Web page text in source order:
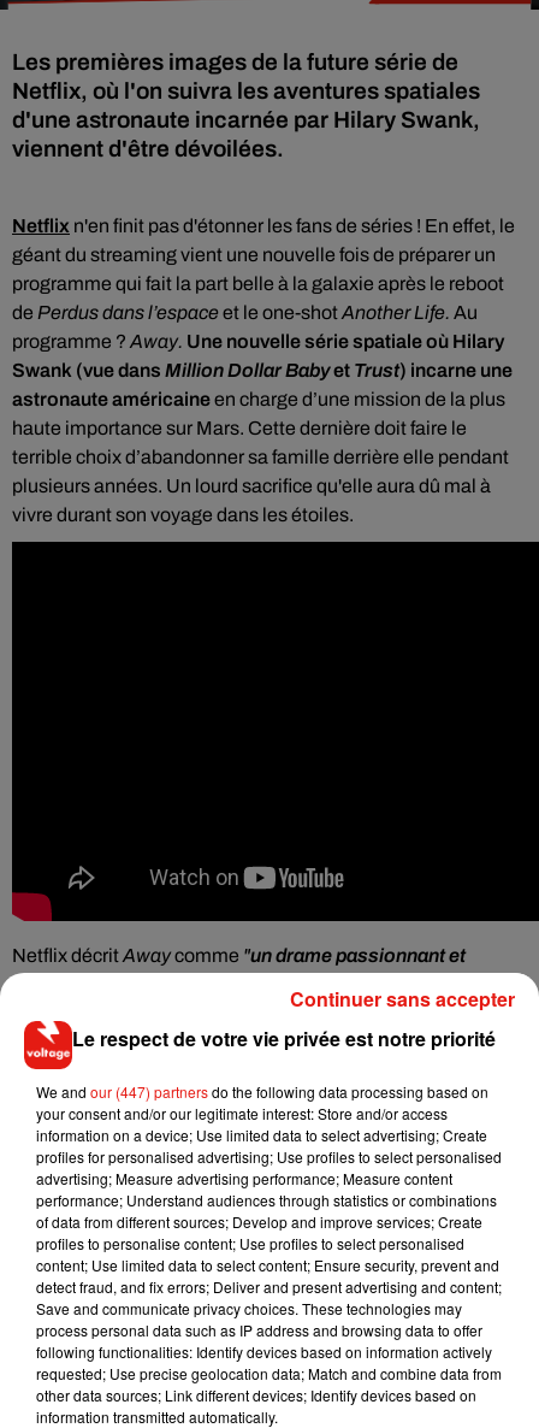
Les premières images de la future série de
Netflix, où l'on suivra les aventures spatiales
d'une astronaute incarnée par Hilary Swank,
viennent d'être dévoilées.
Netflix n'en finit pas d'étonner les fans de séries ! En effet, le
géant du streaming vient une nouvelle fois de préparer un
programme qui fait la part belle à la galaxie après le reboot
de Perdus dans l’espaceet le one-shotAnother Life. Au
programme ? Away. Une nouvelle série spatiale où Hilary
Swank (vue dans Million Dollar Babyet Trust) incarne une
astronaute américaineen charge d’une mission de la plus
haute importance sur Mars. Cette dernière doit faire le
terrible choix d’abandonner sa famille derrière elle pendant
plusieurs années. Un lourd sacrifice qu'elle aura dû mal à
vivre durant son voyage dans les étoiles.
NetflixdécritAwaycomme "un drame passionnant et
humains peuvent accomplir et les sacrifices personnels
qu’ils doivent faire en cours de route", dans un
communiqué. Réalisée par Andrew Hinderaker, la série
Awaya également été produite par la présentatrice Jessica
Goldberg et Matt Reeves, acteur de La Planète des Singe
précise le médiaRadioTimes. Côté casting, les
téléspectateurs pourront retrouverJosh Charles dans le rôle
du mari ingénieur d’Emma, ainsi que Talitha Bateman qui
interprète Lex, sa fille.La sortie est prévule 4 septembre
prochain . 3,2,1...Préparez-vous pour le décollage !
Musique
Le respect de votre vie privée est notre priorité
We and our (447) partnersdo the following data processing based on
your consent and/or our legitimate interest: Store and/or access
information on a device; Use limited data to select advertising; Create
profiles for personalised advertising; Use profiles to select personalised
advertising; Measure advertising performance; Measure content
performance; Understand audiences through statistics or combinations
of data from different sources; Develop and improve services; Create
profiles to personalise content; Use profiles to select personalised
content; Use limited data to select content; Ensure security, prevent and
detect fraud, and fix errors; Deliver and present advertising and content;
Save and communicate privacy choices. These technologies may
process personal data such as IP address and browsing data to offer
following functionalities: Identify devices based on information actively
requested; Use precise geolocation data; Match and combine data from
other data sources; Link different devices; Identify devices based on
information transmitted automatically.
Continuer sans accepter